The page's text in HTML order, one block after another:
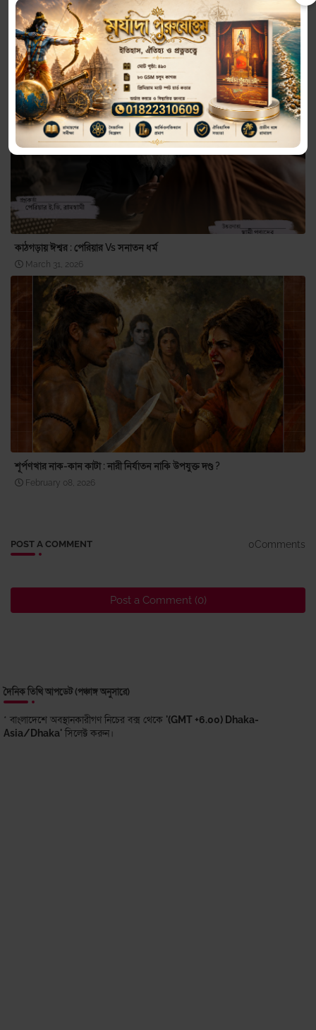
ঢাকা বিশ্ববিদ্যালয়ের আদিপর্ব: প্রোপাগাণ্ডা বনাম ইতিহাসের অকাট্য দলিল
July 18, 2026
কাঠগড়ায় ঈশ্বর : পেরিয়ার Vs সনাতন ধর্ম
March 31, 2026
শূর্পণখার নাক-কান কাটা : নারী নির্যাতন নাকি উপযুক্ত দণ্ড ?
February 08, 2026
POST A COMMENT 0Comments
Post a Comment (0)
দৈনিক তিথি আপডেট (পঞ্চাঙ্গ অনুসারে)
* বাংলাদেশে অবস্থানকারীগণ নিচের বক্স থেকে '(GMT +6.00) Dhaka-
Asia/Dhaka' সিলেক্ট করুন।